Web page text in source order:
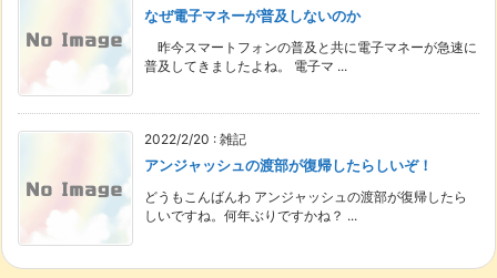
なぜ電子マネーが普及しないのか
昨今スマートフォンの普及と共に電子マネーが急速に
普及してきましたよね。 電子マ ...
2022/2/20 : 雑記
アンジャッシュの渡部が復帰したらしいぞ！
どうもこんばんわ アンジャッシュの渡部が復帰したら
しいですね。何年ぶりですかね？ ...